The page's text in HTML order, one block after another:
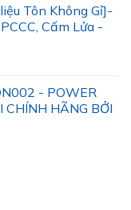
₫
₫
Tôn Không Gỉ]-
Cấm Lửa -
₫
- POWER
HÃNG BỞI